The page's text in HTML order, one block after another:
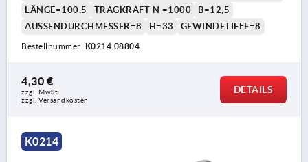
LÄNGE=100,5
TRAGKRAFT N =1000
B=12,5
AUSSENDURCHMESSER=8
H=33 GEWINDETIEFE=8
Bestellnummer: K0214.08804
4,30 €
zzgl. MwSt.
zzgl. Versandkosten
DETAILS
K0214